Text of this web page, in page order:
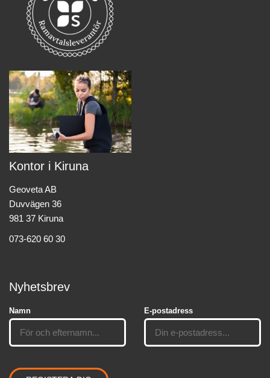
Kontor i Kiruna
Geoveta AB
Duvvägen 36
981 37 Kiruna
073-620 60 30
Nyhetsbrev
Namn E-postadress